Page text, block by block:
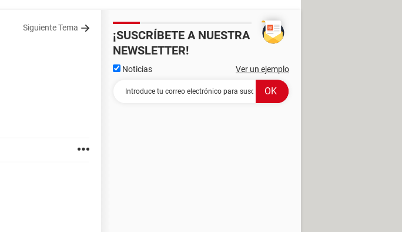
Siguiente Tema
¡SUSCRÍBETE A NUESTRA
NEWSLETTER!
Noticias Ver un ejemplo